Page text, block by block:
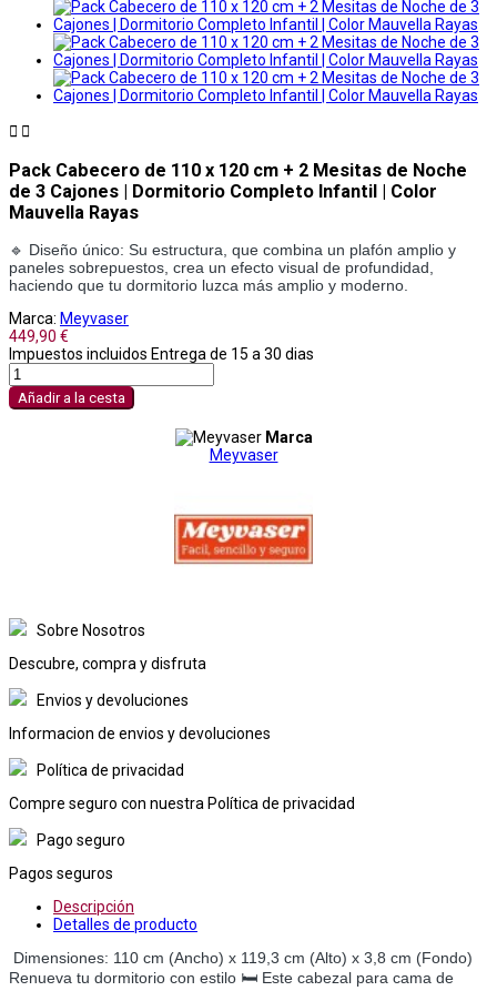
 
Pack Cabecero de 110 x 120 cm + 2 Mesitas de Noche
de 3 Cajones | Dormitorio Completo Infantil | Color
Mauvella Rayas
🔹 Diseño único: Su estructura, que combina un plafón amplio y
paneles sobrepuestos, crea un efecto visual de profundidad,
haciendo que tu dormitorio luzca más amplio y moderno.
Marca: Meyvaser
449,90 €
Impuestos incluidos Entrega de 15 a 30 dias
Añadir a la cesta
Marca
Meyvaser
Sobre Nosotros
Descubre, compra y disfruta
Envios y devoluciones
Informacion de envios y devoluciones
Política de privacidad
Compre seguro con nuestra Política de privacidad
Pago seguro
Pagos seguros
Descripción
Detalles de producto
Dimensiones: 110 cm (Ancho) x 119,3 cm (Alto) x 3,8 cm (Fondo)
Renueva tu dormitorio con estilo 🛏️ Este cabezal para cama de